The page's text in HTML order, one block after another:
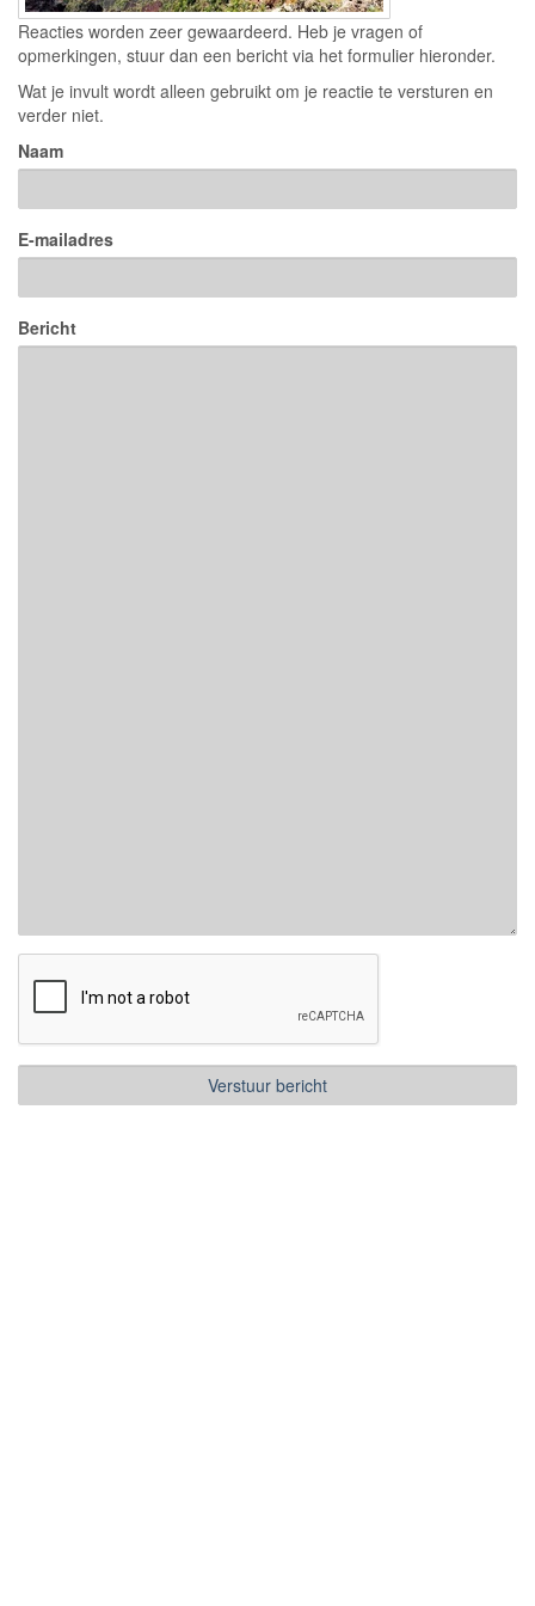
Reacties worden zeer gewaardeerd. Heb je vragen of
opmerkingen, stuur dan een bericht via het formulier hieronder.
Wat je invult wordt alleen gebruikt om je reactie te versturen en
verder niet.
Naam
E-mailadres
Bericht